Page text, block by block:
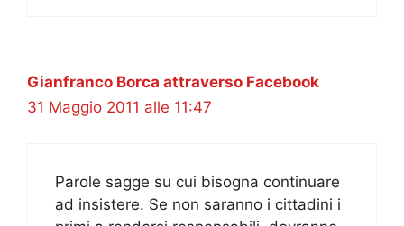
Gianfranco Borca attraverso Facebook
31 Maggio 2011 alle 11:47
Parole sagge su cui bisogna continuare
ad insistere. Se non saranno i cittadini i